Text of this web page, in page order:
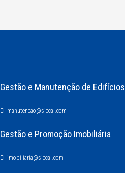
Gestão e Manutenção de Edifícios
manutencao@siccal.com
Gestão e Promoção Imobiliária
imobiliaria@siccal.com